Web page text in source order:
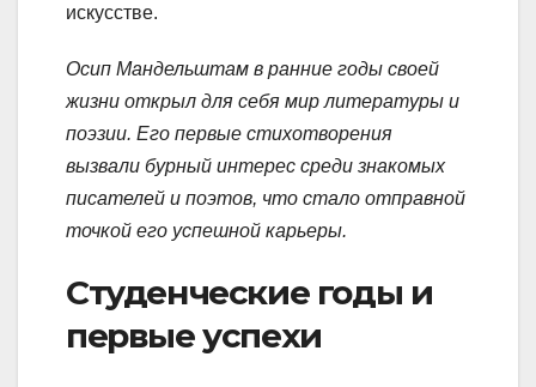
искусстве.
Осип Мандельштам в ранние годы своей
жизни открыл для себя мир литературы и
поэзии. Его первые стихотворения
вызвали бурный интерес среди знакомых
писателей и поэтов, что стало отправной
точкой его успешной карьеры.
Студенческие годы и
первые успехи